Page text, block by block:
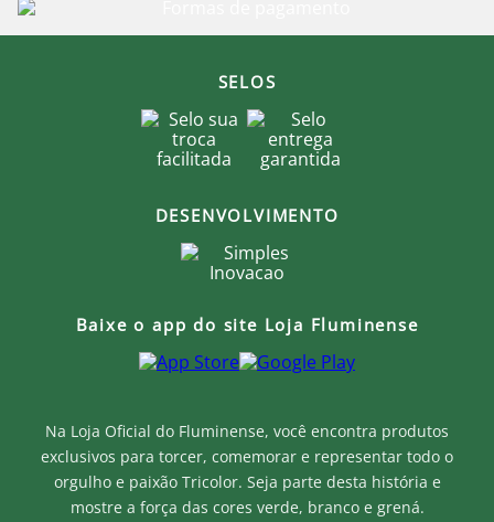
Na Loja Oficial do Fluminense, você encontra produtos
exclusivos para torcer, comemorar e representar todo o
orgulho e paixão Tricolor. Seja parte desta história e
mostre a força das cores verde, branco e grená.
SELOS
DESENVOLVIMENTO
Baixe o app do site Loja Fluminense